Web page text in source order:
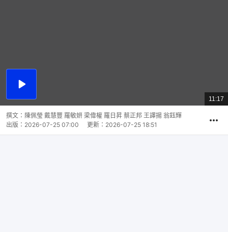
播
總
共
間
11:17
撰文： 陳佩瑩 戴慧豐 羅敏妍 梁偉權 羅日昇 蔡正邦 王譯揚 翁鈺輝
出版： 2026-07-25 07:00 更新： 2026-07-25 18:51